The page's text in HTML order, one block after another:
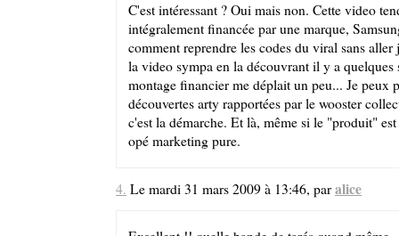
C'est intéressant ? Oui mais non. Cette video
intégralement financée par une marque,
comment reprendre les codes du viral sans
la video sympa en la découvrant il y a quelques
montage financier me déplait un peu... Je peux
découvertes arty rapportées par le wooster
c'est la démarche. Et là, même si le "produit"
opé marketing pure.
4. Le mardi 31 mars 2009 à 13:46, paralice